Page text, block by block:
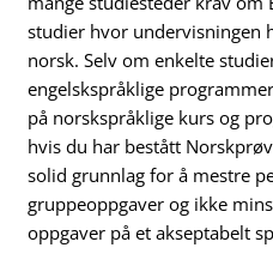
studier hvor undervisningen
norsk. Selv om enkelte
engelskspråklige
på norskspråklige kurs og
hvis du har bestått
solid grunnlag for å mestre
gruppeoppgaver og ikke
oppgaver på et akseptabelt